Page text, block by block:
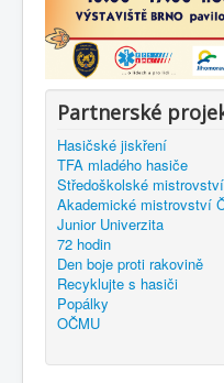
Partnerské
Hasičské jiskření
TFA mladého hasiče
Středoškolské
Akademické mistrovství
Junior Univerzita
72 hodin
Den boje proti rakovině
Recyklujte s hasiči
Popálky
OČMU